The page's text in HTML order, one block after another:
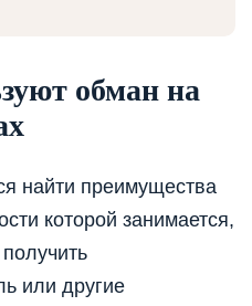
обман на
найти преимущества
которой занимается,
или другие